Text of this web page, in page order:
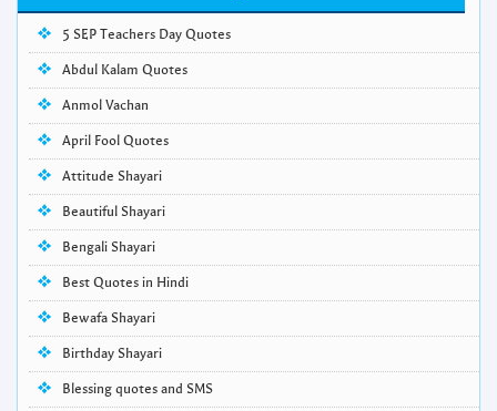
5 SEP Teachers Day Quotes
Abdul Kalam Quotes
Anmol Vachan
April Fool Quotes
Attitude Shayari
Beautiful Shayari
Bengali Shayari
Best Quotes in Hindi
Bewafa Shayari
Birthday Shayari
Blessing quotes and SMS